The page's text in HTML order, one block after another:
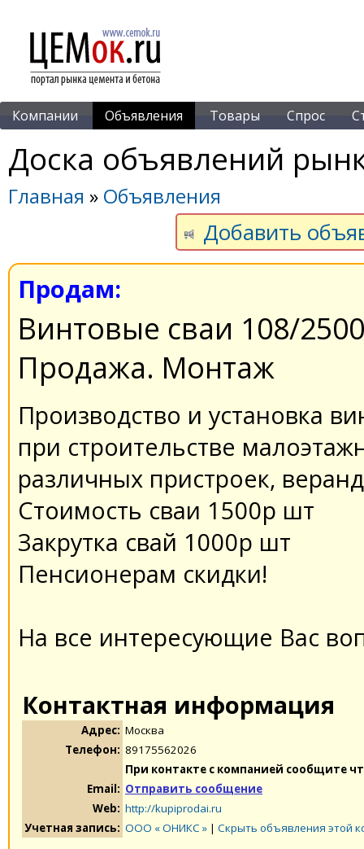
Компании Объявления Товары Спрос
Доска объявлений
Главная » Объявления
Добавить
Продам:
Винтовые сваи 108/
Продажа. Монтаж
Производство и установка
при строительстве
различных пристроек,
Стоимость сваи 1500р шт
Закрутка свай 1000р шт
Пенсионерам скидки!
На все интересующие Вас
Контактная информация
Адрес: Москва
Телефон: 89175562026
При контакте с компанией сообщите
Email: Отправить сообщение
Web: http://kupiprodai.ru
Учетная запись: ООО « ОНИКС » | Скрыть объявления этой